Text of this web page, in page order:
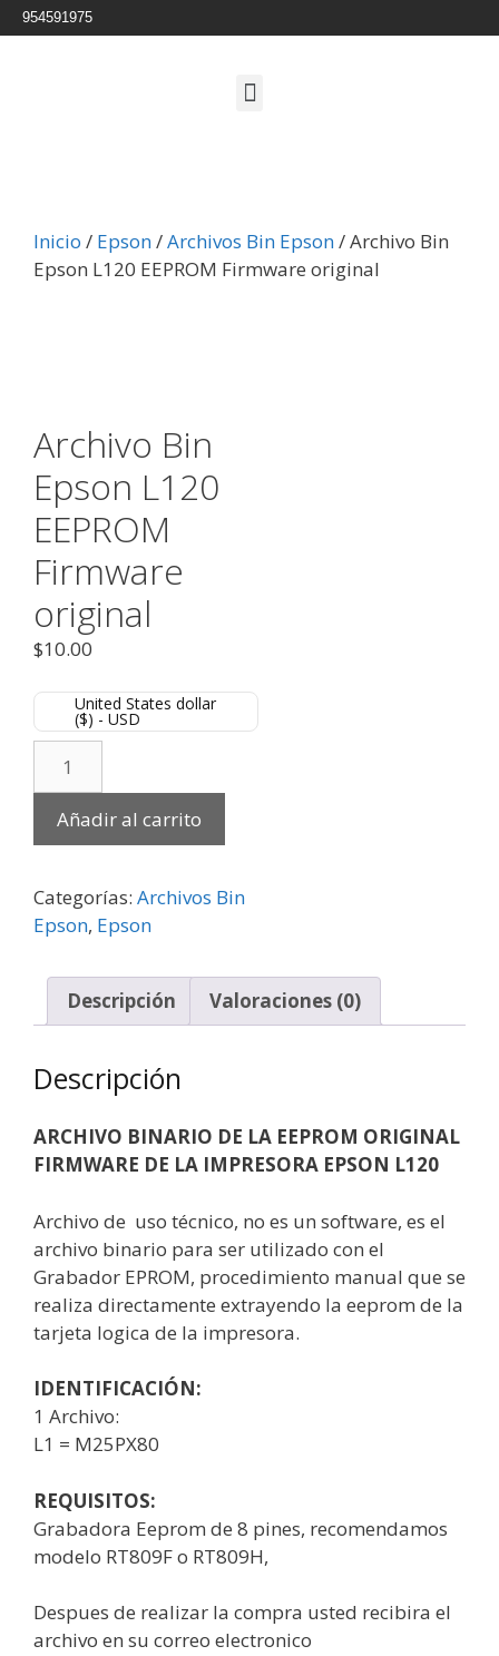
954591975
Inicio / Epson/Archivos Bin Epson/ Archivo Bin
Epson L120 EEPROM Firmware original
Archivo Bin
Epson L120
EEPROM
Firmware
original
$10.00
United States dollar
($) - USD
Añadir al carrito
Categorías: Archivos Bin
Epson, Epson
Descripción Valoraciones (0)
Descripción
ARCHIVO BINARIO DE LA EEPROM ORIGINAL
FIRMWARE DE LA IMPRESORA EPSON L120
Archivo de uso técnico, no es un software, es el
archivo binario para ser utilizado con el
Grabador EPROM, procedimiento manual que se
realiza directamente extrayendo la eeprom de la
tarjeta logica de la impresora.
IDENTIFICACIÓN:
1 Archivo:
L1 = M25PX80
REQUISITOS:
Grabadora Eeprom de 8 pines, recomendamos
modelo RT809F o RT809H,
Despues de realizar la compra usted recibira el
archivo en su correo electronico